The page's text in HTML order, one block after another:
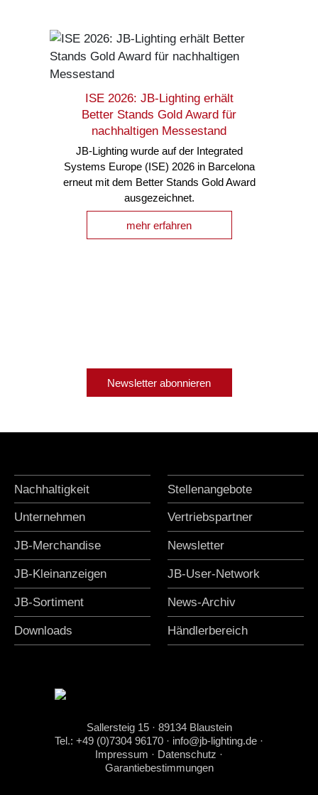
ISE 2026: JB-Lighting erhält
Better Stands Gold Award für
nachhaltigen Messestand
JB-Lighting wurde auf der Integrated
Systems Europe (ISE) 2026 in Barcelona
erneut mit dem Better Stands Gold Award
ausgezeichnet.
mehr erfahren
Newsletter abonnieren
Nachhaltigkeit Stellenangebote
Unternehmen Vertriebspartner
JB-Merchandise Newsletter
JB-Kleinanzeigen JB-User-Network
JB-Sortiment News-Archiv
Downloads Händlerbereich
Sallersteig 15 · 89134 Blaustein
Tel.: +49 (0)7304 96170 · info@jb-lighting.de ·
Impressum · Datenschutz ·
Garantiebestimmungen